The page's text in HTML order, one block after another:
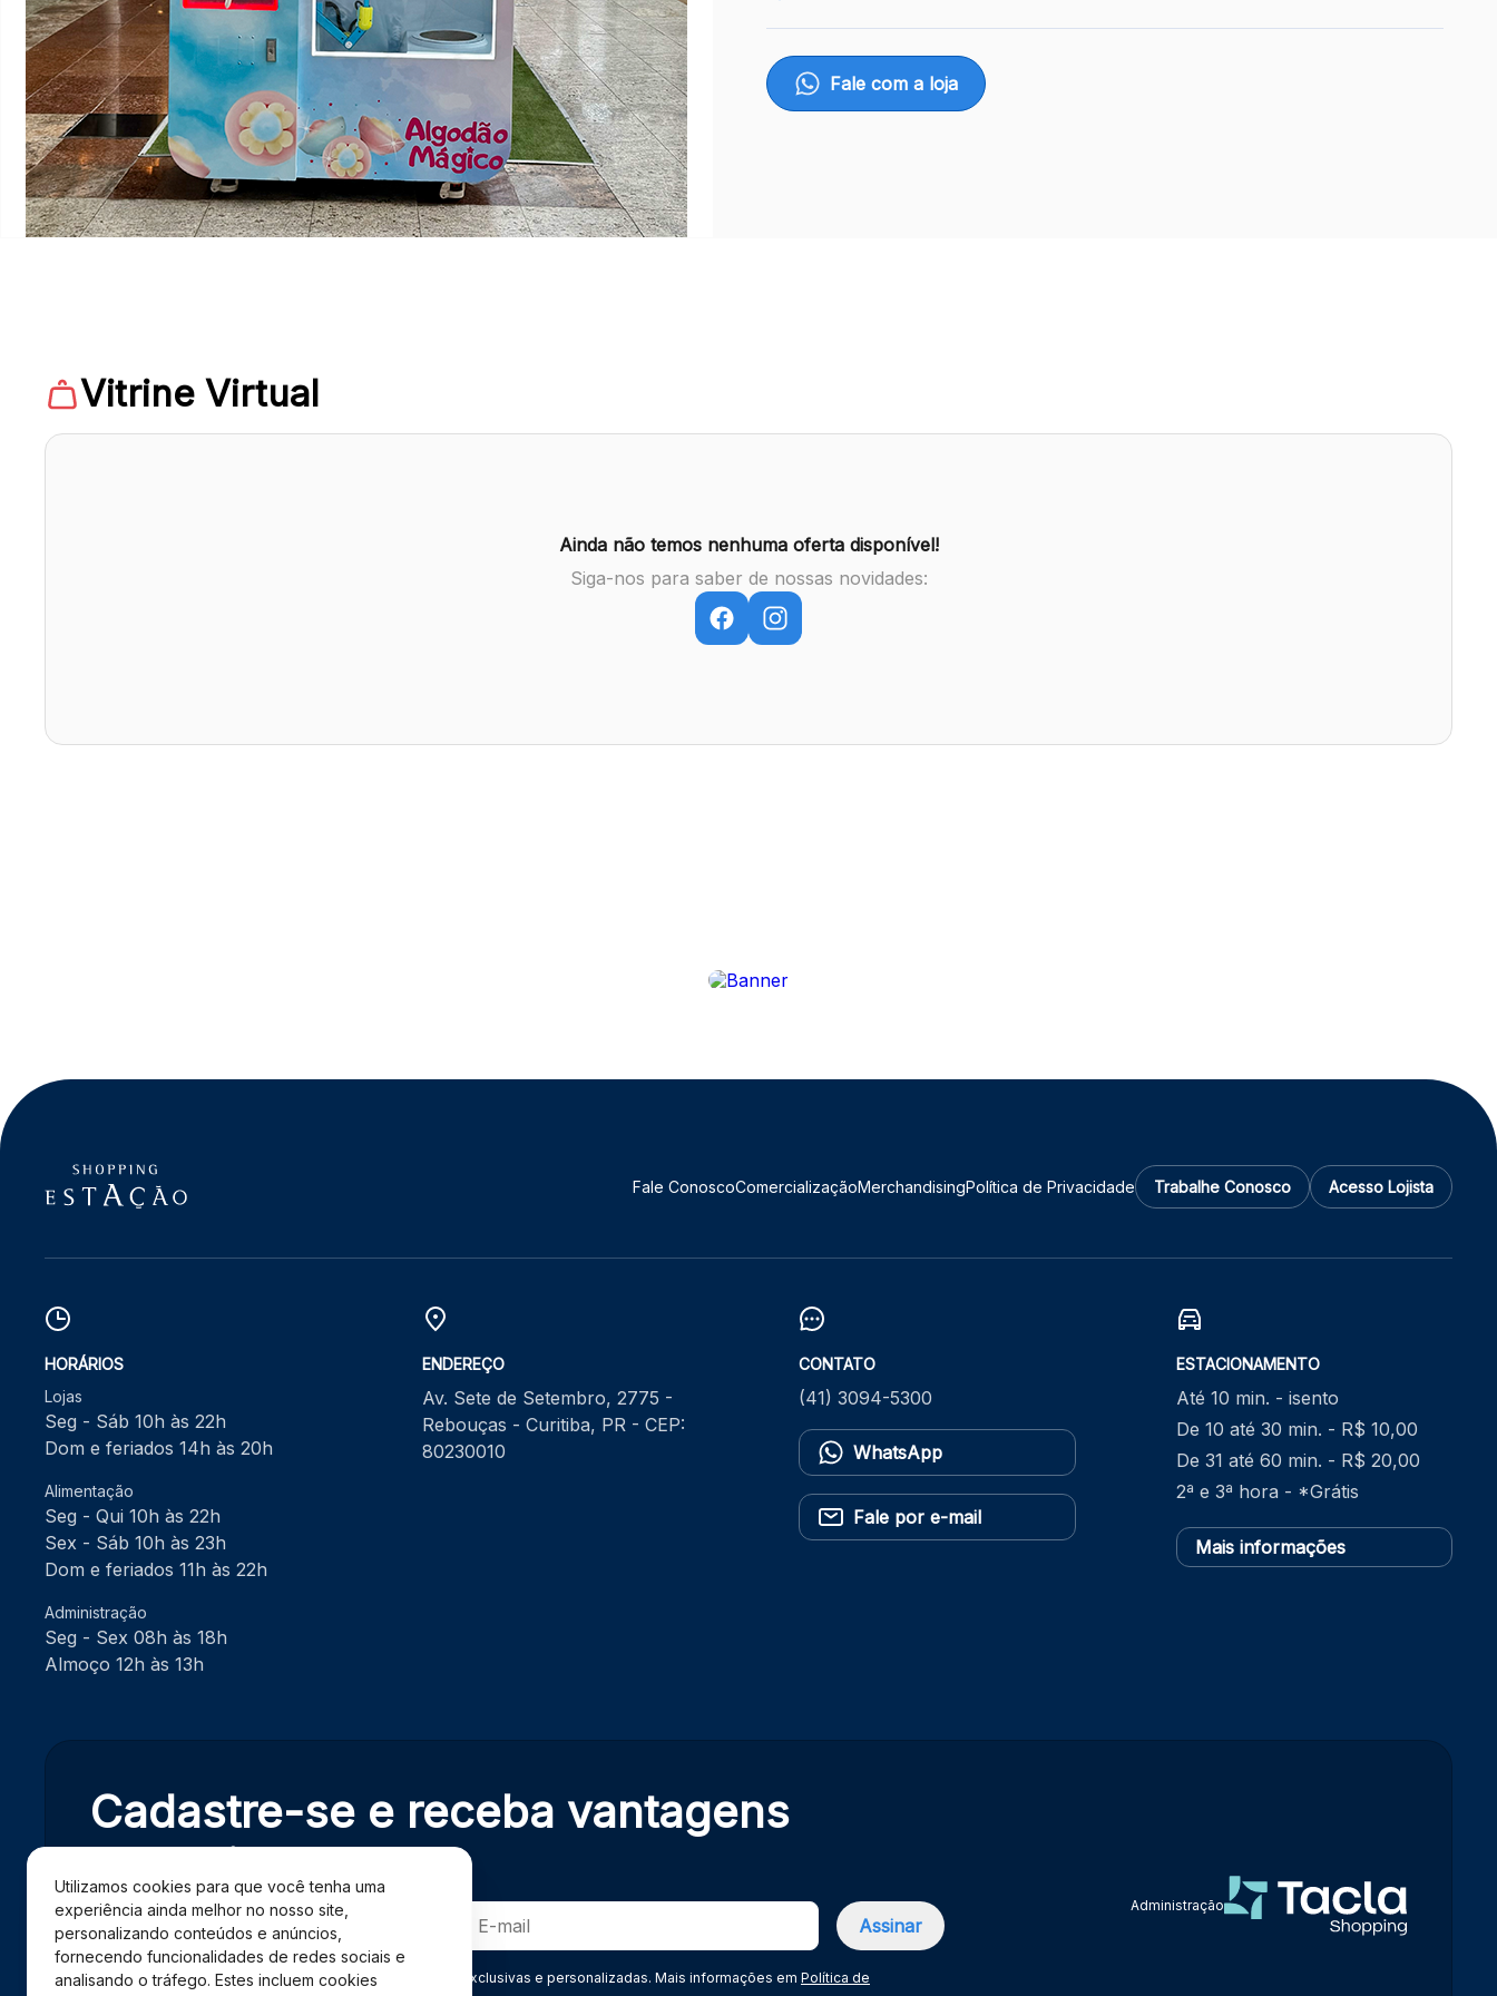
Utilizamos cookies para que você tenha uma
experiência ainda melhor no nosso site,
personalizando conteúdos e anúncios,
fornecendo funcionalidades de redes sociais e
analisando o tráfego. Estes incluem cookies
Fale com a loja
Vitrine Virtual
Ainda não temos nenhuma oferta disponível!
Siga-nos para saber de nossas novidades:
Fale ConoscoComercializaçãoMerchandisingPolítica de Privacidade Trabalhe Conosco Acesso Lojista
HORÁRIOS
Lojas
Seg - Sáb 10h às 22h
Dom e feriados 14h às 20h
Alimentação
Seg - Qui 10h às 22h
Sex - Sáb 10h às 23h
Dom e feriados 11h às 22h
Administração
Seg - Sex 08h às 18h
Almoço 12h às 13h
ENDEREÇO
Av. Sete de Setembro, 2775 -
Rebouças - Curitiba, PR - CEP:
80230010
CONTATO
(41) 3094-5300
WhatsApp
Fale por e-mail
ESTACIONAMENTO
Até 10 min. - isento
De 10 até 30 min. - R$ 10,00
De 31 até 60 min. - R$ 20,00
2ª e 3ª hora - *Grátis
Mais informações
Cadastre-se e receba vantagens
exclusivas.
Ao se cadastrar você confirma em receber informações exclusivas e personalizadas. Mais informações em Política de
Administração